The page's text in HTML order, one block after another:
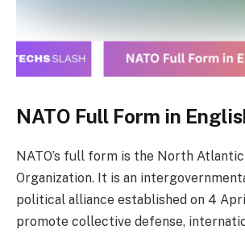
NATO Full Form in
NATO’s full form is the North
Organization. It is an
political alliance established on 4
promote collective defense,